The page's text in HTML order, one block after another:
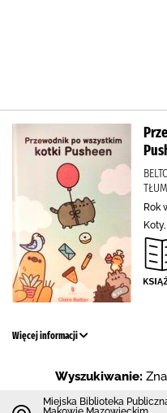
Rok
Więcej informacji
Wyszukiwanie:
Miejska Biblioteka